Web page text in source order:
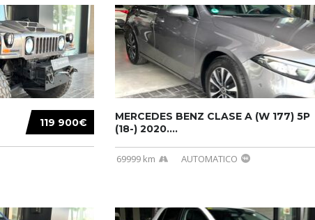
119 900€
MERCEDES BENZ CLASE A (W 177) 5P
(18-) 2020....
69999 km AUTOMATICO